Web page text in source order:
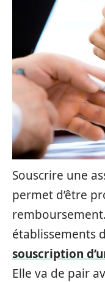
Souscrire une
permet d’être
établissements
souscription
Elle va de pair